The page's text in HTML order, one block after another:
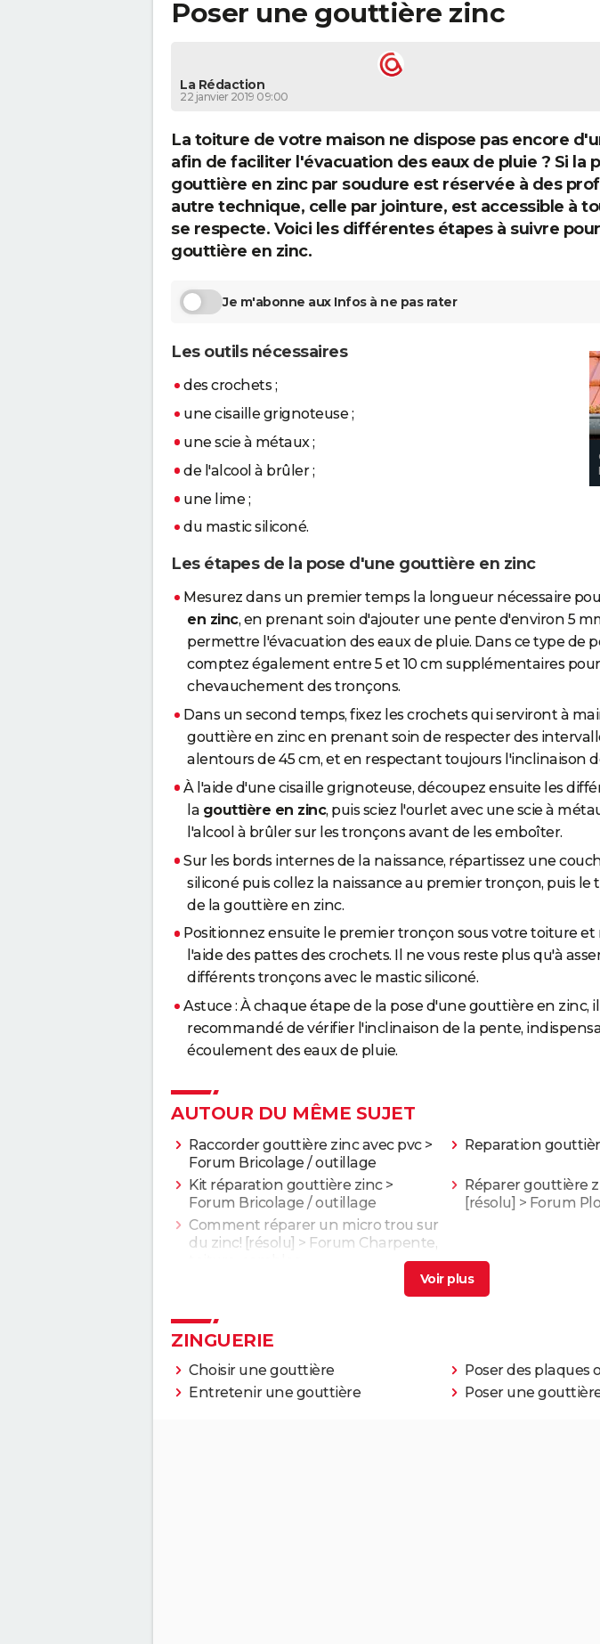
Poser une gouttière zinc
La Rédaction
22 janvier 2019 09:00
La toiture de votre maison ne dispose pas encore
afin de faciliter l'évacuation des eaux de pluie ? Si la
gouttière en zinc par soudure est réservée à des
autre technique, celle par jointure, est accessible à
se respecte. Voici les différentes étapes à suivre
gouttière en zinc.
Je m'abonne aux Infos à ne pas rater
Les outils nécessaires
des crochets ;
une cisaille grignoteuse ;
une scie à métaux ;
de l'alcool à brûler ;
une lime ;
du mastic siliconé.
Les étapes de la pose d'une gouttière en zinc
Mesurez dans un premier temps la longueur nécessaire
en zinc, en prenant soin d'ajouter une pente d'environ 5
permettre l'évacuation des eaux de pluie. Dans ce type de
comptez également entre 5 et 10 cm supplémentaires
chevauchement des tronçons.
Dans un second temps, fixez les crochets qui serviront à
gouttière en zinc en prenant soin de respecter des
alentours de 45 cm, et en respectant toujours l'inclinaison
À l'aide d'une cisaille grignoteuse, découpez ensuite les
la gouttière en zinc, puis sciez l'ourlet avec une scie à
l'alcool à brûler sur les tronçons avant de les emboîter.
Sur les bords internes de la naissance, répartissez une
siliconé puis collez la naissance au premier tronçon, puis
de la gouttière en zinc.
Positionnez ensuite le premier tronçon sous votre toiture
l'aide des pattes des crochets. Il ne vous reste plus qu'à
différents tronçons avec le mastic siliconé.
Astuce : À chaque étape de la pose d'une gouttière en zinc,
recommandé de vérifier l'inclinaison de la pente,
écoulement des eaux de pluie.
AUTOUR DU MÊME SUJET
Raccorder gouttière zinc avec pvc>
Forum Bricolage / outillage
Reparation
Kit réparation gouttière zinc>
Forum Bricolage / outillage
Réparer gouttière
[résolu] > Forum
Comment réparer un micro trou sur
du zinc! [résolu] > Forum Charpente,
ZINGUERIE
Choisir une gouttière
Poser des plaques
Entretenir une gouttière
Poser une